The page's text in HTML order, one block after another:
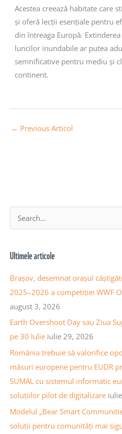
Acestea creează habitate care
și oferă lecții esențiale pentru
din întreaga Europă.
luncilor inundabile ar putea
semnificative pentru mediu și
continent.
← Previous Articol
r
c
h
f
o
r
Ultimele articole
Brașov, desemnat orașul
2025–2026 a competiției WWF
august 3, 2026
Earth Overshoot Day sau Ziua
pe 30 Iulie iulie 29, 2026
România trebuie să valorifice
măsuri europene pentru EUDR
SUMAL cu sistemul informatic
soluțiilor pilot de digitalizare
Modelul „Bear Smart
soluții pentru comunități mai
r
i
a
a
r
t
i
c
o
l
e